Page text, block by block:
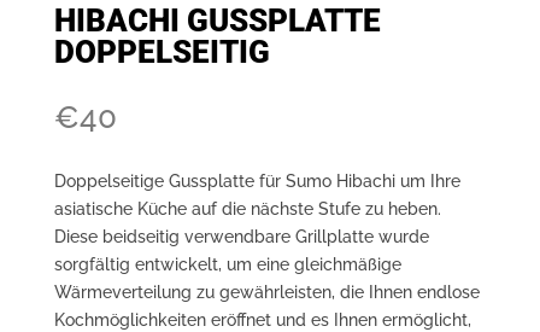
HIBACHI GUSSPLATTE
DOPPELSEITIG
€40
Doppelseitige Gussplatte für Sumo Hibachi um Ihre
asiatische Küche auf die nächste Stufe zu heben.
Diese beidseitig verwendbare Grillplatte wurde
sorgfältig entwickelt, um eine gleichmäßige
Wärmeverteilung zu gewährleisten, die Ihnen endlose
Kochmöglichkeiten eröffnet und es Ihnen ermöglicht,